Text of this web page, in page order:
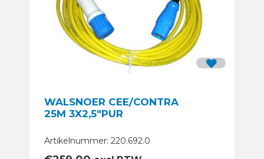
WALSNOER CEE/CONTRA
25M 3X2,5″PUR
Artikelnummer: 220.692.0